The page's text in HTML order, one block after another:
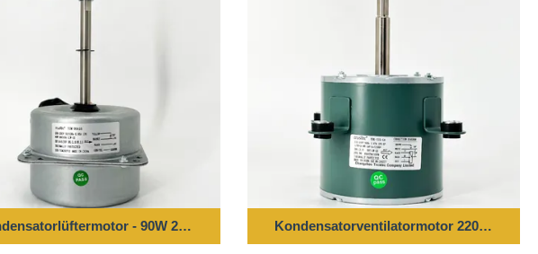
900 U/min - 90W 208-230V 50/60Hz 900 U/minKondensatorventilatormotor 220-240V